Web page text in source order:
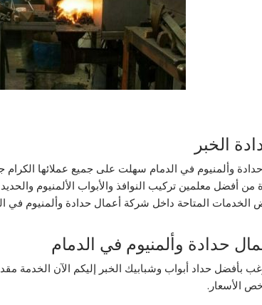
الخبر
وألمنيوم في الدمام سهلت على جميع عملائها الكرام
أفضل معلمين تركيب النوافذ والأبواب الألمنيوم
الخدمات المتاحة داخل شركة أعمال حدادة وألمنيوم في
حدادة وألمنيوم في الدمام
بأفضل حداد أبواب وشبابيك الخبر إليكم الآن الخدمة
الأسعار.